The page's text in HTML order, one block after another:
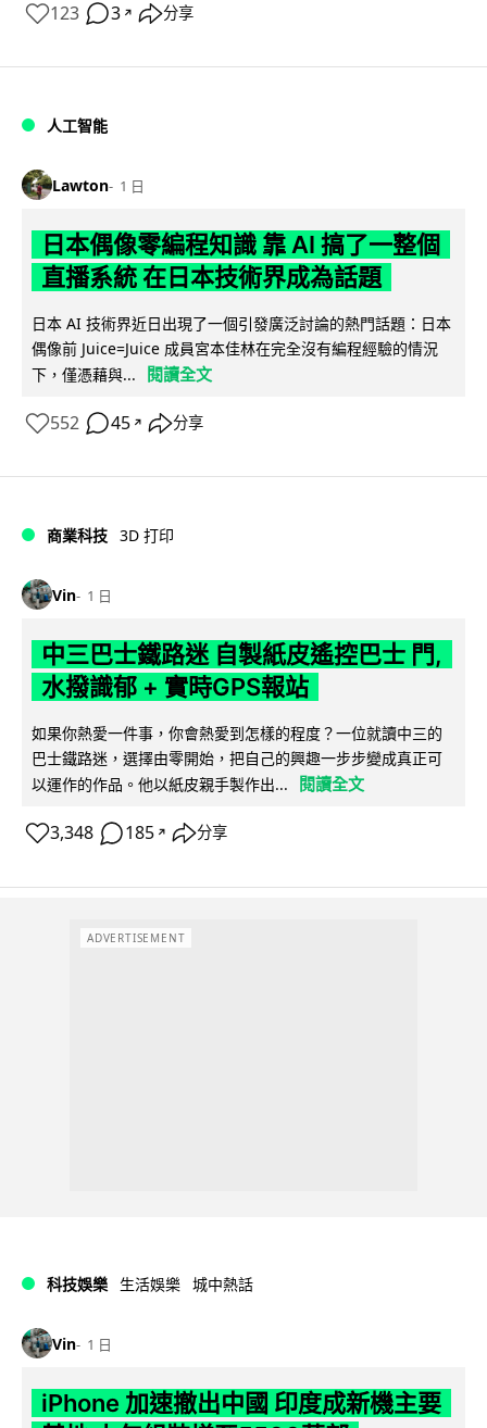
123 3 ↗ 分享
人工智能
Lawton 1 日
日本偶像零編程知識 靠 AI 搞了一整個
直播系統 在日本技術界成為話題
日本 AI 技術界近日出現了一個引發廣泛討論的熱門話題：日本
偶像前 Juice=Juice 成員宮本佳林在完全沒有編程經驗的情況
下，僅憑藉與...
閱讀全文
552 45 ↗ 分享
商業科技 3D 打印
Vin 1 日
中三巴士鐵路迷 自製紙皮遙控巴士 門,
水撥識郁 + 實時GPS報站
如果你熱愛一件事，你會熱愛到怎樣的程度？一位就讀中三的
巴士鐵路迷，選擇由零開始，把自己的興趣一步步變成真正可
以運作的作品。他以紙皮親手製作出...
閱讀全文
3,348 185 ↗ 分享
ADVERTISEMENT
科技娛樂 生活娛樂 城中熱話
Vin 1 日
iPhone 加速撤出中國 印度成新機主要